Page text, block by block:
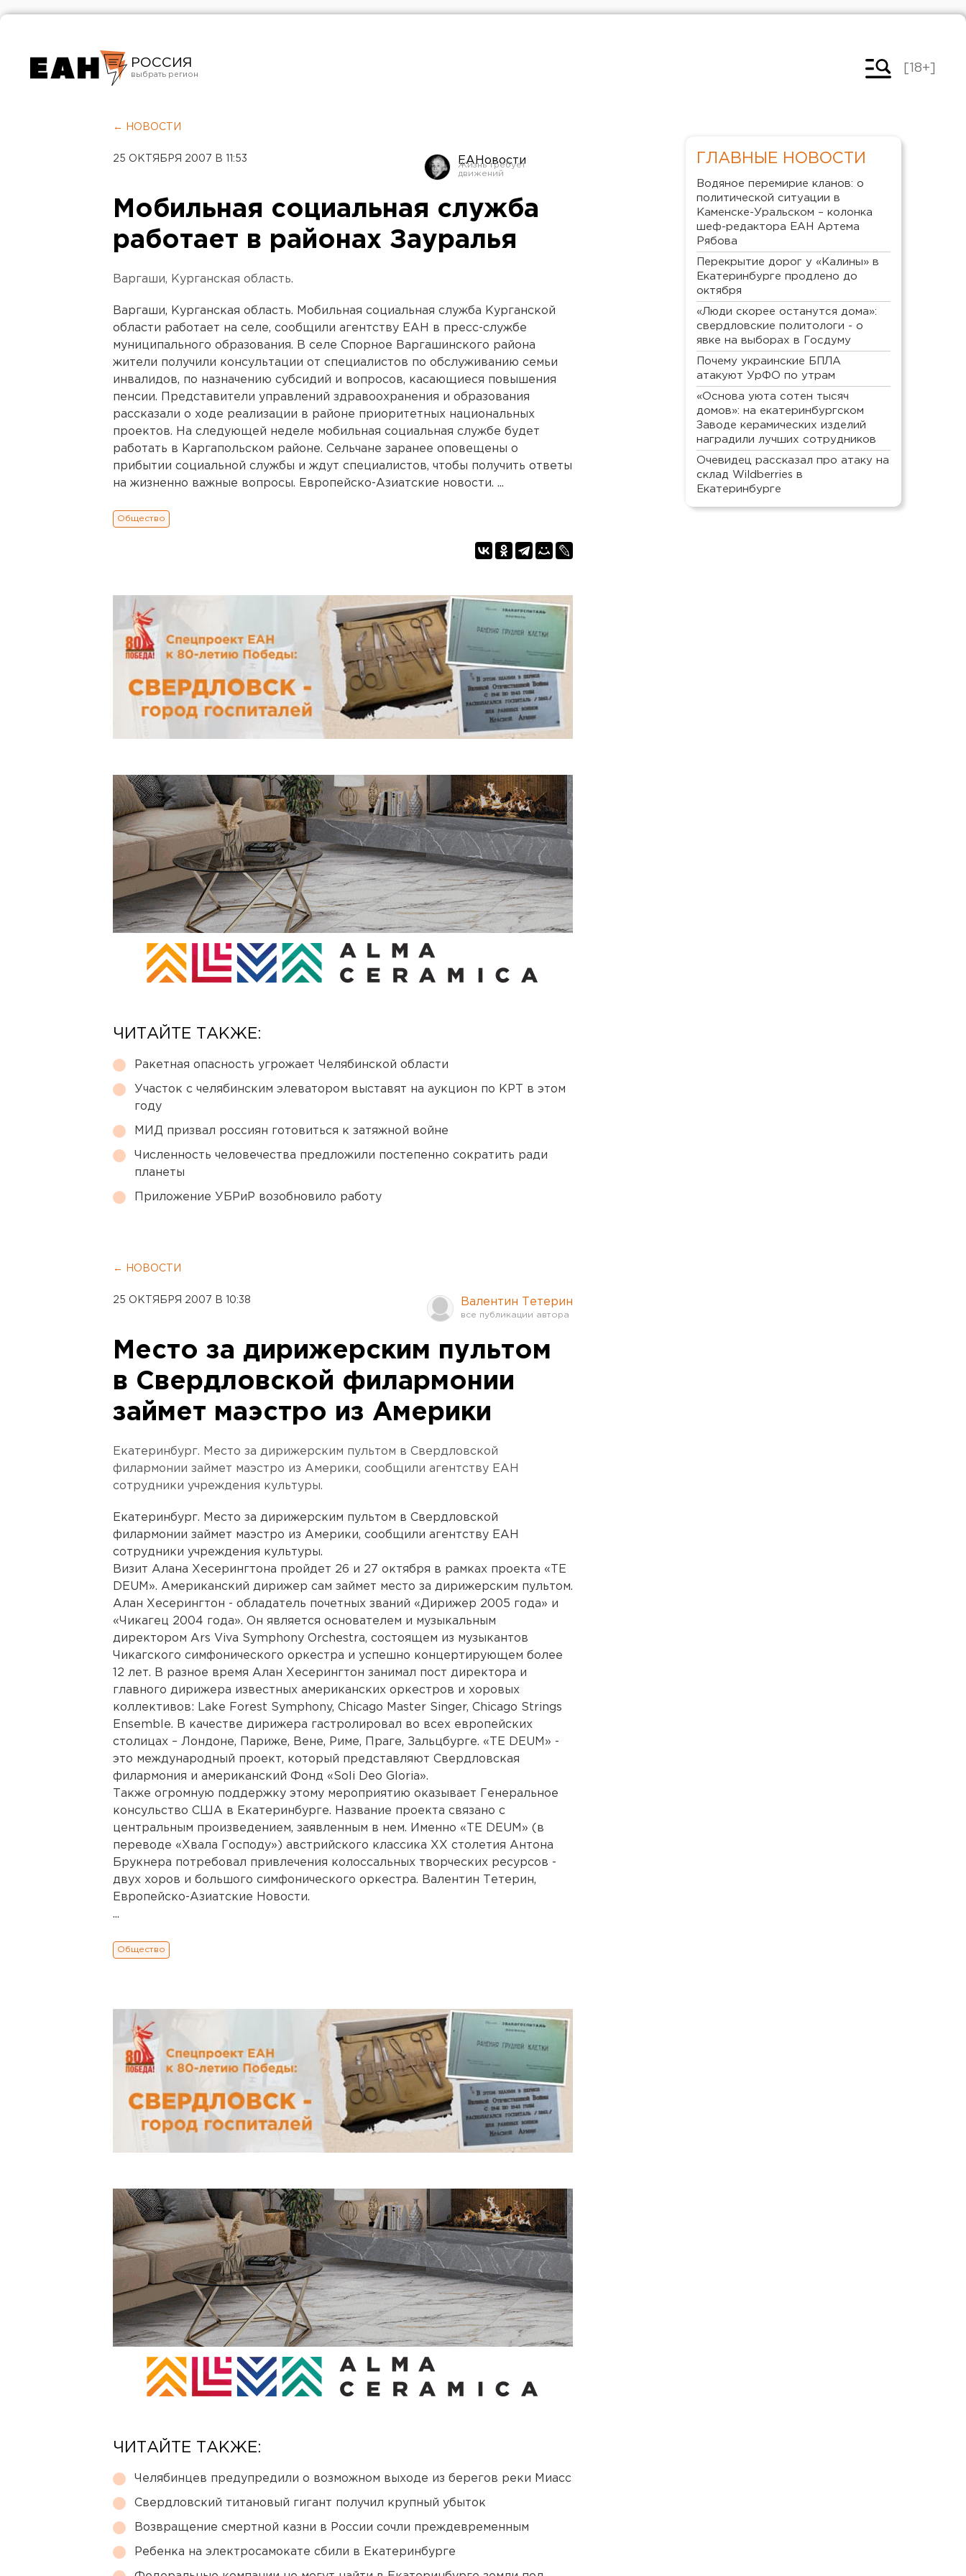
РОССИЯ
Челябинск
[18+]
← НОВОСТИ
25 ОКТЯБРЯ 2007 В 11:53 ЕАНовости
Мобильная социальная служба
работает в районах Зауралья
Варгаши, Курганская область.
Варгаши, Курганская область. Мобильная социальная служба Курганской
области работает на селе, сообщили агентству ЕАН в пресс-службе
муниципального образования. В селе Спорное Варгашинского района
жители получили консультации от специалистов по обслуживанию семьи
инвалидов, по назначению субсидий и вопросов, касающиеся повышения
пенсии. Представители управлений здравоохранения и образования
рассказали о ходе реализации в районе приоритетных национальных
проектов. На следующей неделе мобильная социальная службе будет
работать в Каргапольском районе. Сельчане заранее оповещены о
прибытии социальной службы и ждут специалистов, чтобы получить ответы
на жизненно важные вопросы. Европейско-Азиатские новости. ...
Общество
ЧИТАЙТЕ ТАКЖЕ:
Ракетная опасность угрожает Челябинской области
Участок с челябинским элеватором выставят на аукцион по КРТ в этом
году
МИД призвал россиян готовиться к затяжной войне
Численность человечества предложили постепенно сократить ради
планеты
Приложение УБРиР возобновило работу
← НОВОСТИ
25 ОКТЯБРЯ 2007 В 10:38 Валентин Тетерин
Место за дирижерским пультом
в Свердловской филармонии
займет маэстро из Америки
Екатеринбург. Место за дирижерским пультом в Свердловской
филармонии займет маэстро из Америки, сообщили агентству ЕАН
сотрудники учреждения культуры.
Екатеринбург. Место за дирижерским пультом в Свердловской
филармонии займет маэстро из Америки, сообщили агентству ЕАН
сотрудники учреждения культуры.
Визит Алана Хесерингтона пройдет 26 и 27 октября в рамках проекта «TE
DEUM». Американский дирижер сам займет место за дирижерским пультом.
Алан Хесерингтон - обладатель почетных званий «Дирижер 2005 года» и
«Чикагец 2004 года». Он является основателем и музыкальным
директором Ars Viva Symphony Orchestra, состоящем из музыкантов
Чикагского симфонического оркестра и успешно концертирующем более
12 лет. В разное время Алан Хесерингтон занимал пост директора и
главного дирижера известных американских оркестров и хоровых
коллективов: Lake Forest Symphony, Chicago Master Singer, Chicago Strings
Ensemble. В качестве дирижера гастролировал во всех европейских
столицах – Лондоне, Париже, Вене, Риме, Праге, Зальцбурге. «TE DEUM» -
это международный проект, который представляют Свердловская
филармония и американский Фонд «Soli Deo Gloria».
Также огромную поддержку этому мероприятию оказывает Генеральное
консульство США в Екатеринбурге. Название проекта связано с
центральным произведением, заявленным в нем. Именно «TE DEUM» (в
переводе «Хвала Господу») австрийского классика ХХ столетия Антона
Брукнера потребовал привлечения колоссальных творческих ресурсов -
двух хоров и большого симфонического оркестра. Валентин Тетерин,
Европейско-Азиатские Новости.
...
Общество
ЧИТАЙТЕ ТАКЖЕ:
Челябинцев предупредили о возможном выходе из берегов реки Миасс
Свердловский титановый гигант получил крупный убыток
Возвращение смертной казни в России сочли преждевременным
Ребенка на электросамокате сбили в Екатеринбурге
ГЛАВНЫЕ НОВОСТИ
Водяное перемирие кланов: о
политической ситуации в
Каменске-Уральском – колонка
шеф-редактора ЕАН Артема
Рябова
Перекрытие дорог у «Калины» в
Екатеринбурге продлено до
октября
«Люди скорее останутся дома»:
свердловские политологи - о
явке на выборах в Госдуму
Почему украинские БПЛА
атакуют УрФО по утрам
«Основа уюта сотен тысяч
домов»: на екатеринбургском
Заводе керамических изделий
наградили лучших сотрудников
Очевидец рассказал про атаку на
склад Wildberries в
Екатеринбурге